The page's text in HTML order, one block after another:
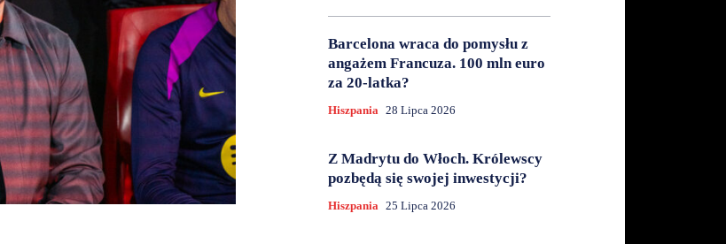
Barcelona wraca do pomysłu z
angażem Francuza. 100 mln euro
za 20-latka?
Hiszpania 28 Lipca 2026
Z Madrytu do Włoch. Królewscy
pozbędą się swojej inwestycji?
Hiszpania 25 Lipca 2026